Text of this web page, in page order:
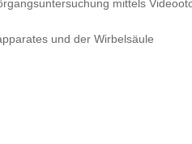
mittels
und der Wirbelsäule